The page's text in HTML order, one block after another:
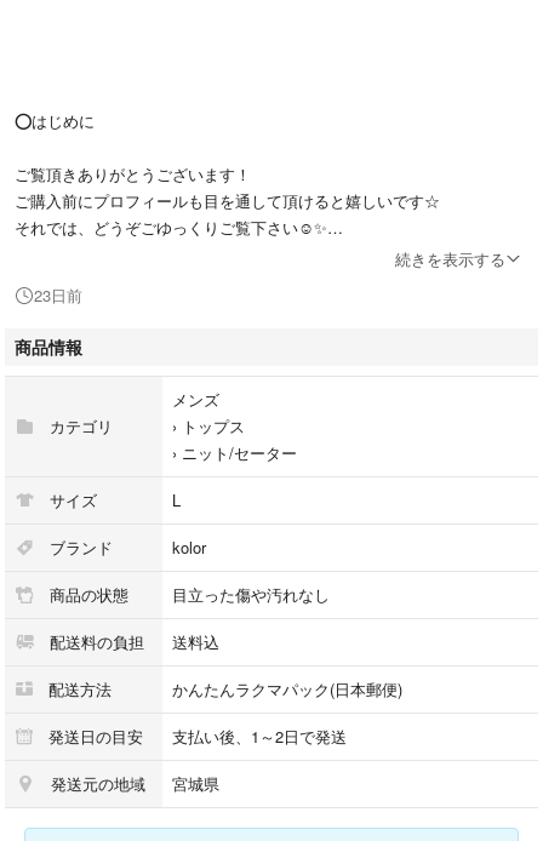
⭕️はじめに
ご覧頂きありがとうございます！
ご購入前にプロフィールも目を通して頂けると嬉しいです☆
それでは、どうぞごゆっくりご覧下さい☺️✨
kolor
カラー
✔️カラー
マルチカラー 総柄
続きを表示する
23日前
商品情報
カテゴリ
メンズ
› トップス
› ニット/セーター
サイズ L
ブランド kolor
商品の状態 目立った傷や汚れなし
配送料の負担 送料込
配送方法 かんたんラクマパック(日本郵便)
発送日の目安 支払い後、1～2日で発送
発送元の地域 宮城県